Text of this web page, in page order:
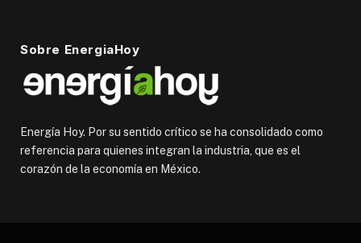
Sobre EnergiaHoy
Energía Hoy. Por su sentido crítico se ha consolidado como
referencia para quienes integran la industria, que es el
corazón de la economía en México.